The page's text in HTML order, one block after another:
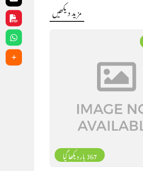
مزید دیکھیں
367 بار دیکھا گیا